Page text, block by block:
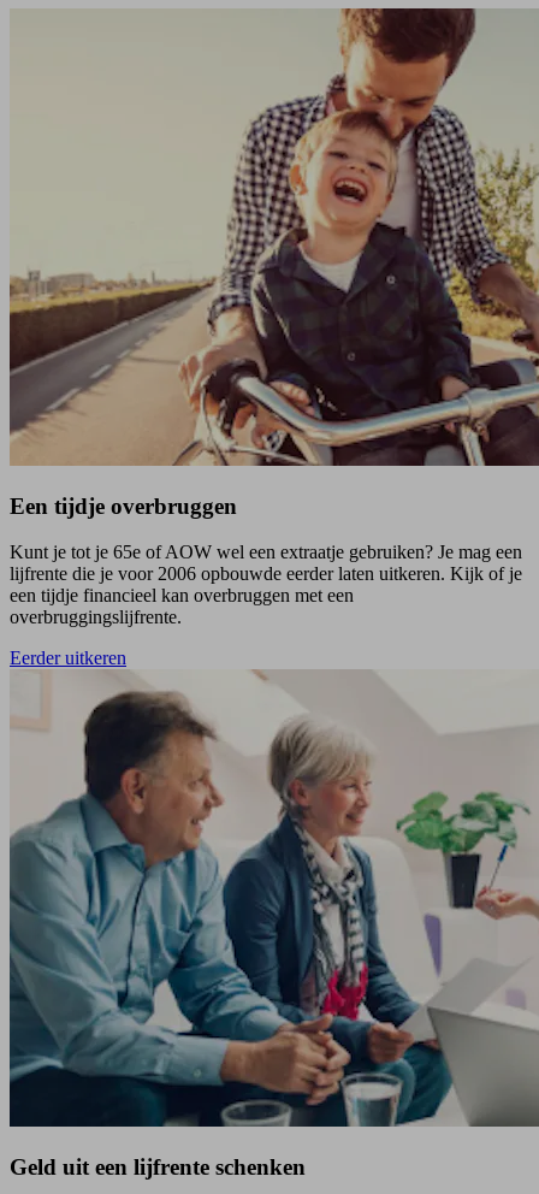
Een tijdje overbruggen
Kunt je tot je 65e of AOW wel een extraatje gebruiken? Je mag een
lijfrente die je voor 2006 opbouwde eerder laten uitkeren. Kijk of je
een tijdje financieel kan overbruggen met een
overbruggingslijfrente.
Eerder uitkeren
Geld uit een lijfrente schenken